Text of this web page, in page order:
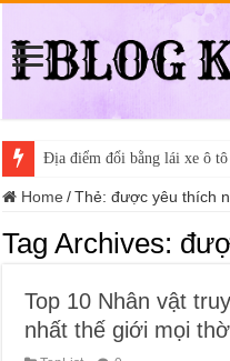
Địa điểm đổi bằng lái xe ô
Home / Thẻ:được yêu thích
Tag Archives:
Top 10 Nhân vật
nhất thế giới mọi